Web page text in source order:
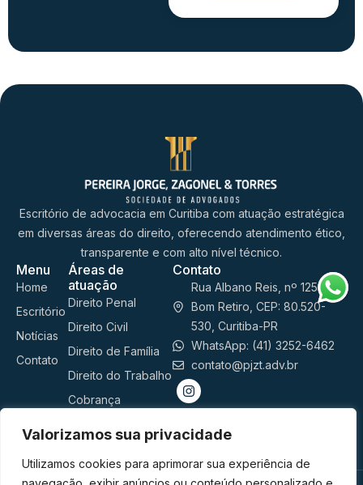
Valorizamos sua privacidade
Utilizamos cookies para aprimorar sua experiência de
Escritório de advocacia em Curitiba com atuação estratégica
em diversas áreas do direito, oferecendo atendimento ético,
transparente e com alto nível técnico.
Menu
Home
Escritório
Notícias
Contato
Áreas de
atuação
Direito Penal
Direito Civil
Direito de Família
Direito do Trabalho
Cobrança
Preventiva
Contato
Rua Albano Reis, nº 1254,
Bom Retiro, CEP: 80.520-
530, Curitiba-PR
WhatsApp: (41) 3252-6462
contato@pjzt.adv.br
© 2026 Pereira Jorge, Zagonel e Torres – Sociedade de